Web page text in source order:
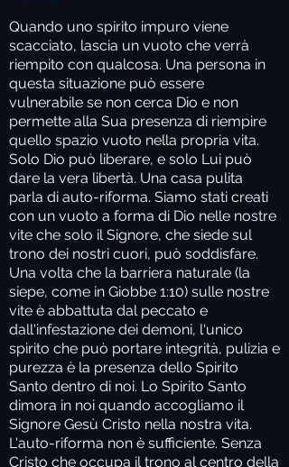
Quando uno spirito impuro viene
scacciato, lascia un vuoto che verrà
riempito con qualcosa. Una persona in
questa situazione può essere
vulnerabile se non cerca Dio e non
permette alla Sua presenza di riempire
quello spazio vuoto nella propria vita.
Solo Dio può liberare, e solo Lui può
dare la vera libertà. Una casa pulita
parla di auto-riforma. Siamo stati creati
con un vuoto a forma di Dio nelle nostre
vite che solo il Signore, che siede sul
trono dei nostri cuori, può soddisfare.
Una volta che la barriera naturale (la
siepe, come in Giobbe 1:10) sulle nostre
vite è abbattuta dal peccato e
dall'infestazione dei demoni, l'unico
spirito che può portare integrità, pulizia e
purezza è la presenza dello Spirito
Santo dentro di noi. Lo Spirito Santo
dimora in noi quando accogliamo il
Signore Gesù Cristo nella nostra vita.
L'auto-riforma non è sufficiente. Senza
Cristo che occupa il trono al centro della